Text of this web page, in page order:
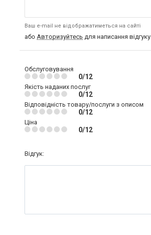
Ваш e-mail не відображатиметься на сайті
або Авторизуйтесь для написання відгуку
Обслуговування
0/12
Якість наданих послуг
0/12
Відповідність товару/послуги з описом
0/12
Ціна
0/12
Відгук: